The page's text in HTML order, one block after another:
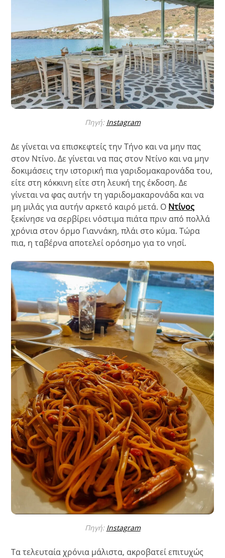
Πηγή: Instagram
Δε γίνεται να επισκεφτείς την Τήνο και να μην πας
στον Ντίνο. Δε γίνεται να πας στον Ντίνο και να μην
δοκιμάσεις την ιστορική πια γαριδομακαρονάδα του,
είτε στη κόκκινη είτε στη λευκή της έκδοση. Δε
γίνεται να φας αυτήν τη γαριδομακαρονάδα και να
μη μιλάς για αυτήν αρκετό καιρό μετά. Ο Ντίνος
ξεκίνησε να σερβίρει νόστιμα πιάτα πριν από πολλά
χρόνια στον όρμο Γιαννάκη, πλάι στο κύμα. Τώρα
πια, η ταβέρνα αποτελεί ορόσημο για το νησί.
Πηγή: Instagram
Τα τελευταία χρόνια μάλιστα, ακροβατεί επιτυχώς